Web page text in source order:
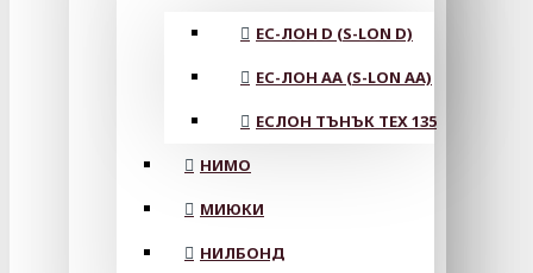
ЕС-ЛОН D (S-LON D)
ЕС-ЛОН АА (S-LON AA)
ЕСЛОН ТЪНЪК TEX 135
НИМО
МИЮКИ
НИЛБОНД